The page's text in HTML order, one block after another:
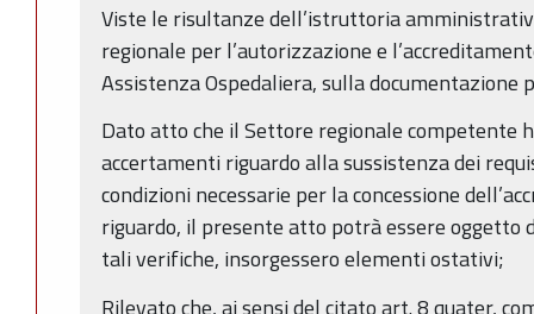
Viste le risultanze dell’istruttoria
regionale per l’autorizzazione e
Assistenza Ospedaliera, sulla documentazione
Dato atto che il Settore regionale competente
accertamenti riguardo alla sussistenza dei
condizioni necessarie per la concessione
riguardo, il presente atto potrà essere oggetto
tali verifiche, insorgessero elementi ostativi;
Rilevato che, ai sensi del citato art. 8 quater,